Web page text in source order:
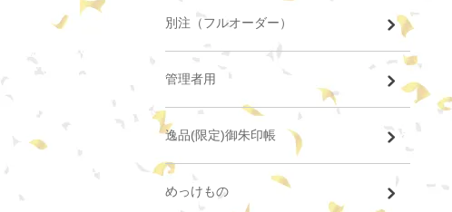
別注（フルオーダー）
管理者用
逸品(限定)御朱印帳
めっけもの